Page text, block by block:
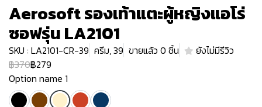
Aerosoft รองเท้าแตะผู้หญิงแอโร่
ซอฟรุ่น LA2101
SKU : LA2101-CR-39 ครีม, 39 ขายแล้ว 0 ชิ้น
ยังไม่มีรีวิว
฿370฿279
Option name 1